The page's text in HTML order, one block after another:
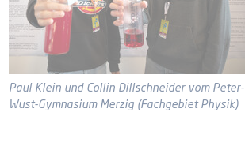
Paul Klein und Collin Dillschneider vom Peter-
Wust-Gymnasium Merzig (Fachgebiet Physik)